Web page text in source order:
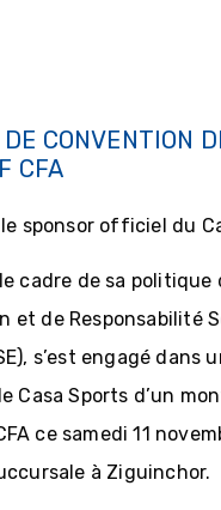
CONVENTION
CFA
le sponsor officiel du
cadre de sa politique
et de Responsabilité
s’est engagé dans
Casa Sports d’un
ce samedi 11
à Ziguinchor.